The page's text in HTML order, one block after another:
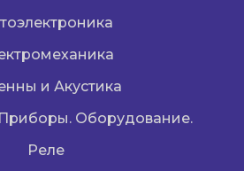
и Акустика
Оборудование.
Реле